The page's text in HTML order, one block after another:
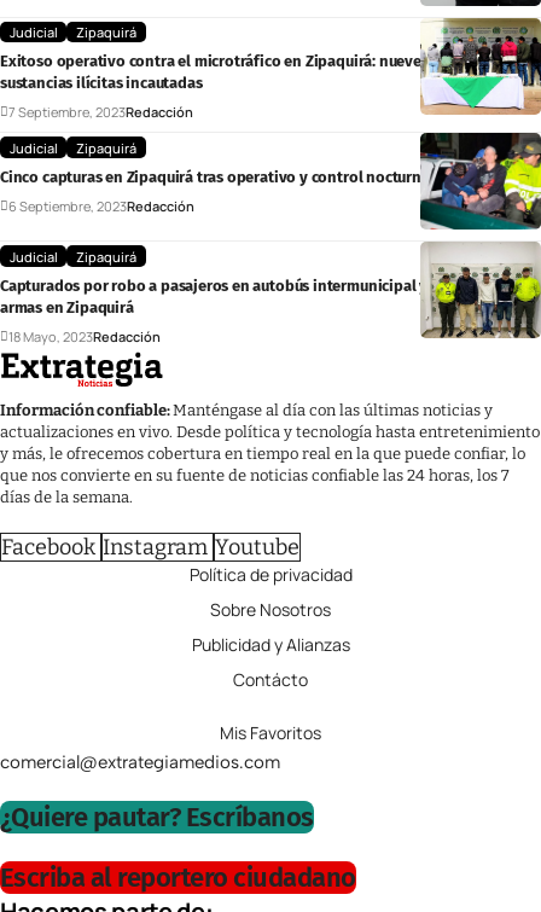
Judicial
Zipaquirá
Exitoso operativo contra el microtráfico en Zipaquirá: nueve capturados y
sustancias ilícitas incautadas
7 Septiembre, 2023Redacción
Judicial
Zipaquirá
Cinco capturas en Zipaquirá tras operativo y control nocturno
6 Septiembre, 2023Redacción
Judicial
Zipaquirá
Capturados por robo a pasajeros en autobús intermunicipal y tráfico de
armas en Zipaquirá
18 Mayo, 2023Redacción
Información confiable:Manténgase al día con las últimas noticias y
actualizaciones en vivo. Desde política y tecnología hasta entretenimiento
y más, le ofrecemos cobertura en tiempo real en la que puede confiar, lo
que nos convierte en su fuente de noticias confiable las 24 horas, los 7
días de la semana.
Facebook Instagram Youtube
Política de privacidad
Sobre Nosotros
Publicidad y Alianzas
Contácto
Mis Favoritos
comercial@extrategiamedios.com
¿Quiere pautar? Escríbanos
Escriba al reportero ciudadano